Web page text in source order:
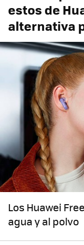
estos de
alternativa
Los Huawei
agua y al polvo